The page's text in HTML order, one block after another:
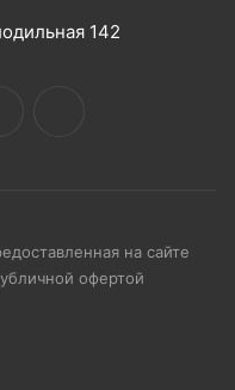
142
на сайте
офертой